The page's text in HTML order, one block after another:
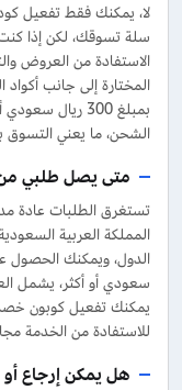
لا، يمكنك فقط تفعيل
سلة تسوقك، لكن إذا
المختارة إلى جانب
بمبلغ 300
الشحن، ما يعني
متى يصل طلبي
سعودي أو أكثر، يشمل
يمكنك تفعيل كوبون
للاستفادة من الخدمة
هل يمكن إرجاع